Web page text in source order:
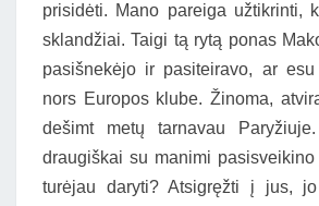
prisidėti. Mano pareiga užtikrinti,
sklandžiai. Taigi tą rytą ponas
pasišnekėjo ir pasiteiravo, ar
nors Europos klube. Žinoma,
dešimt metų tarnavau
draugiškai su manimi pasisveikino
turėjau daryti? Atsigręžti į jus,